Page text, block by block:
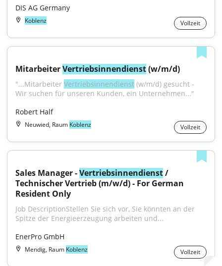
DIS AG Germany
Koblenz Vollzeit
Mitarbeiter Vertriebsinnendienst (w/m/d)
"...Mitarbeiter Vertriebsinnendienst (w/m/d) gesucht -
Wir suchen für unseren Kunden, ein Unternehmen..."
Robert Half
Neuwied, Raum Koblenz Vollzeit
Sales Manager - Vertriebsinnendienst /
Technischer Vertrieb (m/w/d) - For German
Resident Only
Job DescriptionStellen Sie sich vor, Sie könnten an der
Spitze der Energieerzeugung arbeiten und...
EnerPro GmbH
Mendig, Raum Koblenz Vollzeit